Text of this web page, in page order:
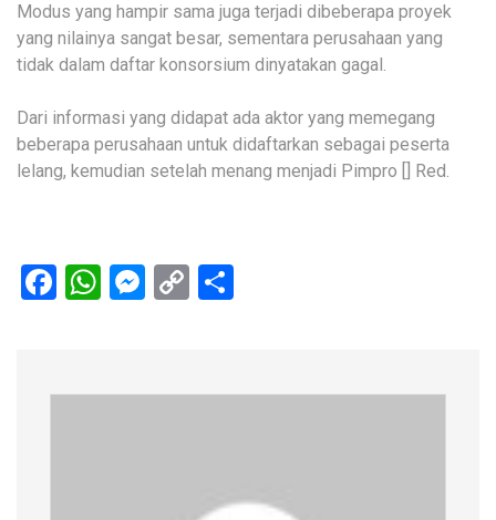
Modus yang hampir sama juga terjadi dibeberapa proyek
yang nilainya sangat besar, sementara perusahaan yang
tidak dalam daftar konsorsium dinyatakan gagal.
Dari informasi yang didapat ada aktor yang memegang
beberapa perusahaan untuk didaftarkan sebagai peserta
lelang, kemudian setelah menang menjadi Pimpro [] Red.
Facebook
WhatsApp
Messenger
Copy